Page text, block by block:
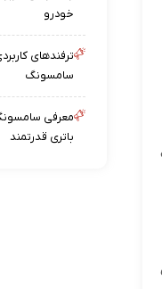
خودرو
ترفندهای
سامسونگ
باتری قدرتمند